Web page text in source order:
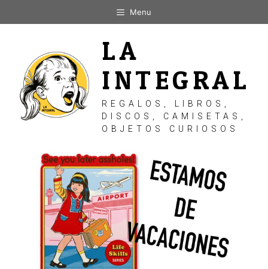
al
Menu
LA
INTEGRAL
REGALOS, LIBROS,
DISCOS, CAMISETAS,
OBJETOS CURIOSOS